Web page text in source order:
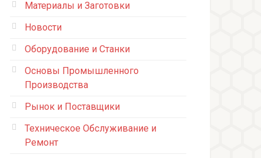
Материалы и Заготовки
Новости
Оборудование и Станки
Основы Промышленного
Производства
Рынок и Поставщики
Техническое Обслуживание и
Ремонт